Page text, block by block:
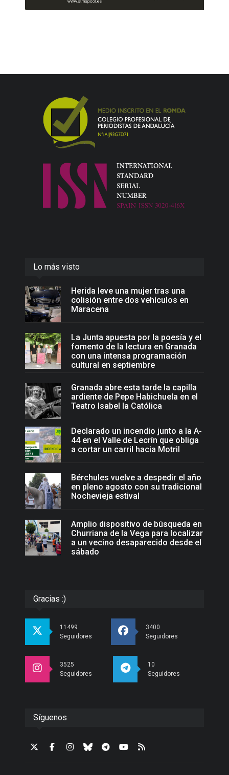
Lo más visto
Herida leve una mujer tras una
colisión entre dos vehículos en
Maracena
La Junta apuesta por la poesía y el
fomento de la lectura en Granada
con una intensa programación
cultural en septiembre
Granada abre esta tarde la capilla
ardiente de Pepe Habichuela en el
Teatro Isabel la Católica
Declarado un incendio junto a la A-
44 en el Valle de Lecrín que obliga
a cortar un carril hacia Motril
Bérchules vuelve a despedir el año
en pleno agosto con su tradicional
Nochevieja estival
Amplio dispositivo de búsqueda en
Churriana de la Vega para localizar
a un vecino desaparecido desde el
sábado
Gracias :)
11499
Seguidores
3400
Seguidores
3525
Seguidores
10
Seguidores
Síguenos